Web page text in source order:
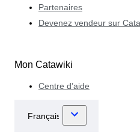
Partenaires
Devenez vendeur sur
Mon Catawiki
Centre d’aide